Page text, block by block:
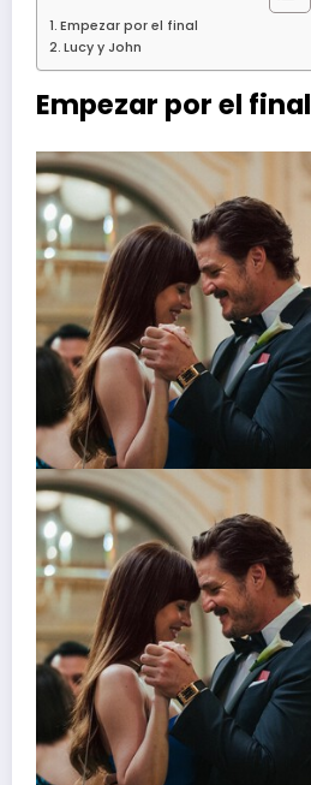
Empezar por el final
Lucy y John
Empezar por el final